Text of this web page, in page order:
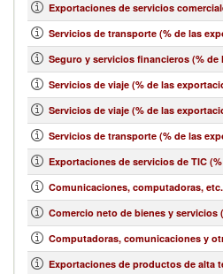
Exportaciones de servicios
Servicios de transporte (% de las
Seguro y servicios financieros (%
Servicios de viaje (% de las
Servicios de viaje (% de las
Servicios de transporte (% de las
Exportaciones de servicios de TIC
Comunicaciones, computadoras,
Comercio neto de bienes y servicios
Computadoras, comunicaciones y
Exportaciones de productos de alta